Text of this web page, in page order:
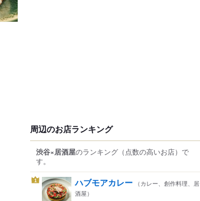
周辺のお店ランキング
渋谷×居酒屋のランキング （点数の高いお店） で
す。
1 ハブモアカレー （カレー、創作料理、居
酒屋）